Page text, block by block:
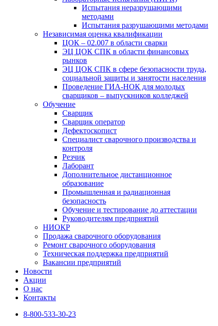
Испытания неразрушающими
методами
Испытания разрушающими методами
Независимая оценка квалификации
ЦОК – 02.007 в области сварки
ЭЦ ЦОК СПК в области финансовых
рынков
ЭЦ ЦОК СПК в сфере безопасности труда,
социальной защиты и занятости населения
Проведение ГИА-НОК для молодых
сварщиков – выпускников колледжей
Обучение
Сварщик
Сварщик оператор
Дефектоскопист
Специалист сварочного производства и
контроля
Резчик
Лаборант
Дополнительное дистанционное
образование
Промышленная и радиационная
безопасность
Обучение и тестирование до аттестации
Руководителям предприятий
НИОКР
Продажа сварочного оборудования
Ремонт сварочного оборудования
Техническая поддержка предприятий
Вакансии предприятий
Новости
Акции
О нас
Контакты
8-800-533-30-23